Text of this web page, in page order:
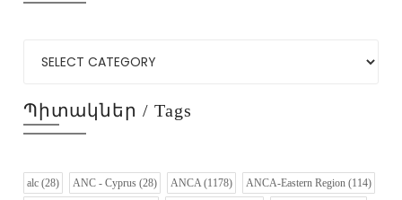
Պիտակներ / Tags
alc (28) ANC - Cyprus (28) ANCA(1178) ANCA-Eastern Region (114)